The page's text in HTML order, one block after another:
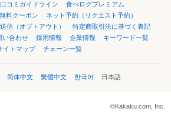
口コミガイドライン
食べログプレミアム
料クーポン
ネット予約（リクエスト予約）
信（オプトアウト）
特定商取引法に基づく表記
い合わせ 採用情報 企業情報
キーワード一覧
イトマップ
チェーン一覧
简体中文 繁體中文 한국어 日本語
©Kakaku.com, Inc.